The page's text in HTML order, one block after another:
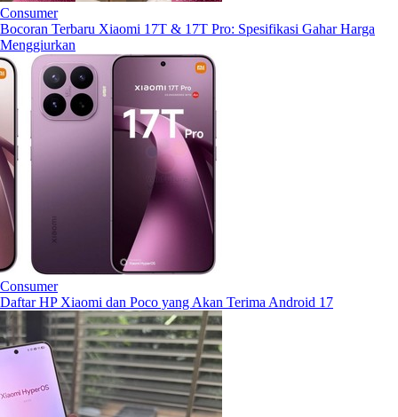
Consumer
Bocoran Terbaru Xiaomi 17T & 17T Pro: Spesifikasi Gahar Harga
Menggiurkan
Consumer
Daftar HP Xiaomi dan Poco yang Akan Terima Android 17